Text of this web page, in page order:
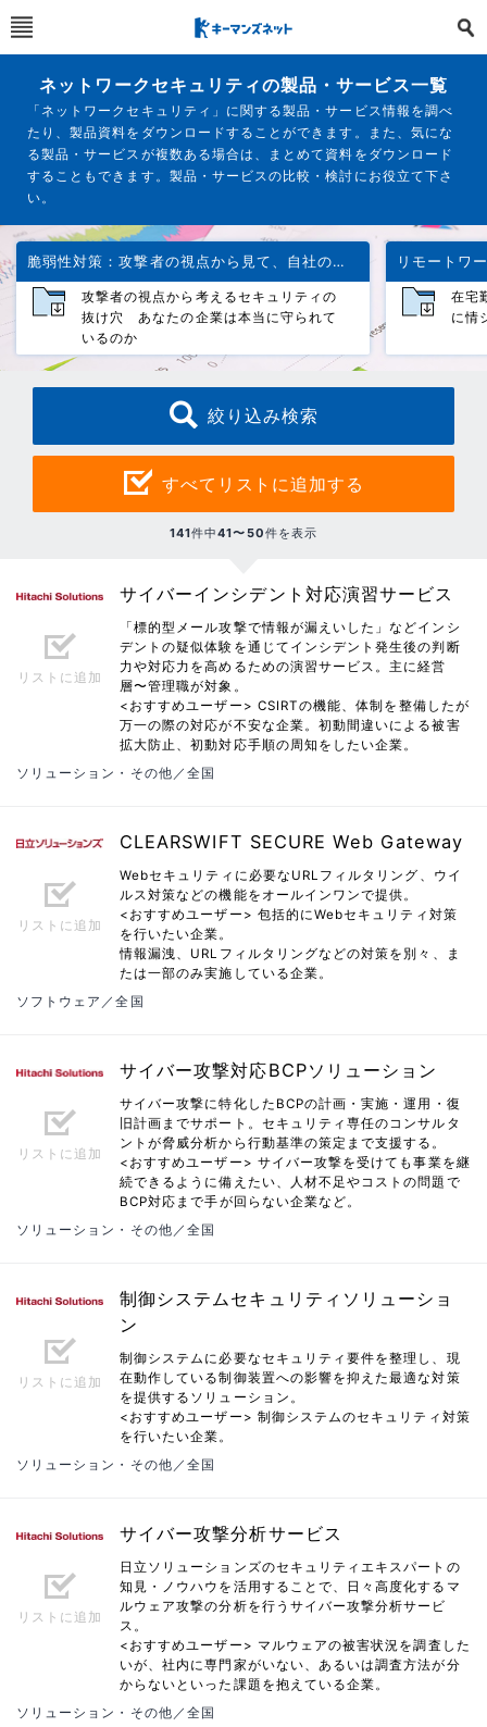
ネットワークセキュリティの製品・サービス一覧
「ネットワークセキュリティ」に関する製品・サービス情報を調べ
たり、製品資料をダウンロードすることができます。また、気にな
る製品・サービスが複数ある場合は、まとめて資料をダウンロード
することもできます。製品・サービスの比較・検討にお役立て下さ
い。
脆弱性対策：攻撃者の視点から見て、自社のシステムは安全か
攻撃者の視点から考えるセキュリティの
抜け穴 あなたの企業は本当に守られて
いるのか
在宅
に情
絞り込み検索
すべてリストに追加する
141件中41〜50件を表示
リストに追加
サイバーインシデント対応演習サービス
「標的型メール攻撃で情報が漏えいした」などインシ
デントの疑似体験を通じてインシデント発生後の判断
力や対応力を高めるための演習サービス。主に経営
層〜管理職が対象。
<おすすめユーザー> CSIRTの機能、体制を整備したが
万一の際の対応が不安な企業。初動間違いによる被害
拡大防止、初動対応手順の周知をしたい企業。
ソリューション・その他／全国
リストに追加
CLEARSWIFT SECURE Web Gateway
Webセキュリティに必要なURLフィルタリング、ウイ
ルス対策などの機能をオールインワンで提供。
<おすすめユーザー> 包括的にWebセキュリティ対策
を行いたい企業。
情報漏洩、URLフィルタリングなどの対策を別々、ま
たは一部のみ実施している企業。
ソフトウェア／全国
リストに追加
サイバー攻撃対応BCPソリューション
サイバー攻撃に特化したBCPの計画・実施・運用・復
旧計画までサポート。セキュリティ専任のコンサルタ
ントが脅威分析から行動基準の策定まで支援する。
<おすすめユーザー> サイバー攻撃を受けても事業を継
続できるように備えたい、人材不足やコストの問題で
BCP対応まで手が回らない企業など。
ソリューション・その他／全国
リストに追加
制御システムセキュリティソリューショ
ン
制御システムに必要なセキュリティ要件を整理し、現
在動作している制御装置への影響を抑えた最適な対策
を提供するソリューション。
<おすすめユーザー> 制御システムのセキュリティ対策
を行いたい企業。
ソリューション・その他／全国
リストに追加
サイバー攻撃分析サービス
日立ソリューションズのセキュリティエキスパートの
知見・ノウハウを活用することで、日々高度化するマ
ルウェア攻撃の分析を行うサイバー攻撃分析サービ
ス。
<おすすめユーザー> マルウェアの被害状況を調査した
いが、社内に専門家がいない、あるいは調査方法が分
からないといった課題を抱えている企業。
ソリューション・その他／全国